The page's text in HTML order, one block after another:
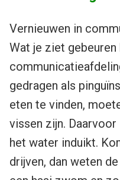
Vernieuwen in
Wat je ziet gebeuren
gedragen als
eten te vinden,
vissen zijn.
het water induikt.
drijven, dan weten